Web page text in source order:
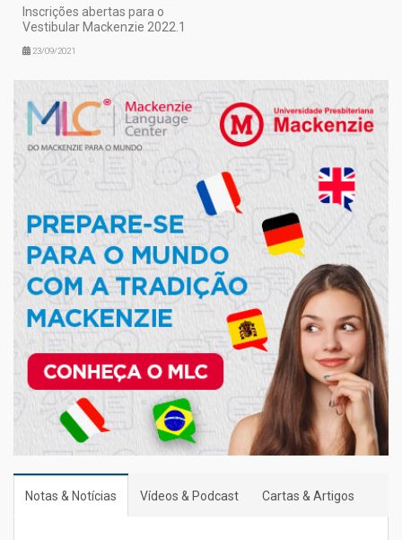
Inscrições abertas para o
Vestibular Mackenzie 2022.1
23/09/2021
Notas & Notícias Vídeos & Podcast Cartas & Artigos